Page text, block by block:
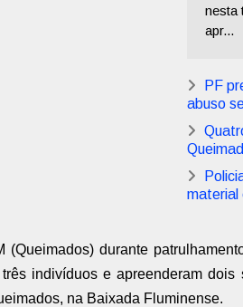
nesta
apr...
PF
abuso
material
(Queimados) durante
indivíduos e apreenderam
na Baixada Fluminense.